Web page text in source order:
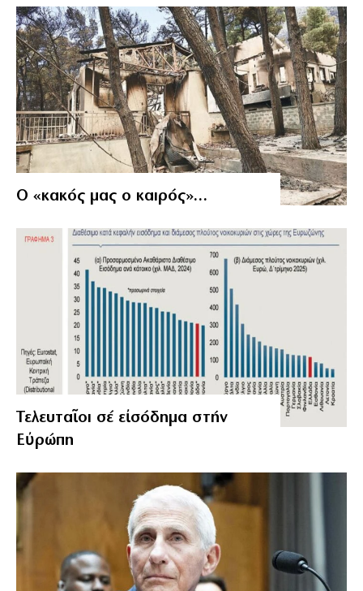
Ο «κακός μας ο καιρός»…
Τελευταῖοι σέ εἰσόδημα στήν
Εὐρώπη